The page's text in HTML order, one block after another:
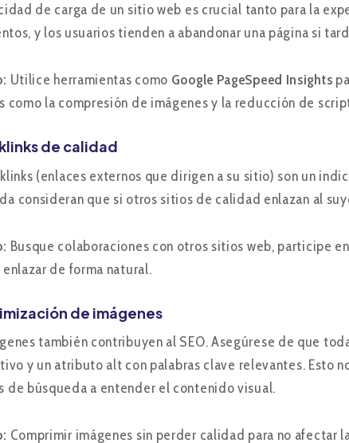
de carga de un sitio web es crucial tanto para la
y los usuarios tienden a abandonar una página si
Utilice herramientas como Google PageSpeed Insights
como la compresión de imágenes y la reducción de
de calidad
(enlaces externos que dirigen a su sitio) son un
consideran que si otros sitios de calidad enlazan al
Busque colaboraciones con otros sitios web, participe
de forma natural.
de imágenes
también contribuyen al SEO. Asegúrese de que
y un atributo alt con palabras clave relevantes. Esto
de búsqueda a entender el contenido visual.
Comprimir imágenes sin perder calidad para no afectar